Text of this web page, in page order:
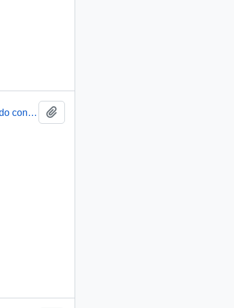
Artículo : Conjunto chileno de Música Antigua en su segundo concierto